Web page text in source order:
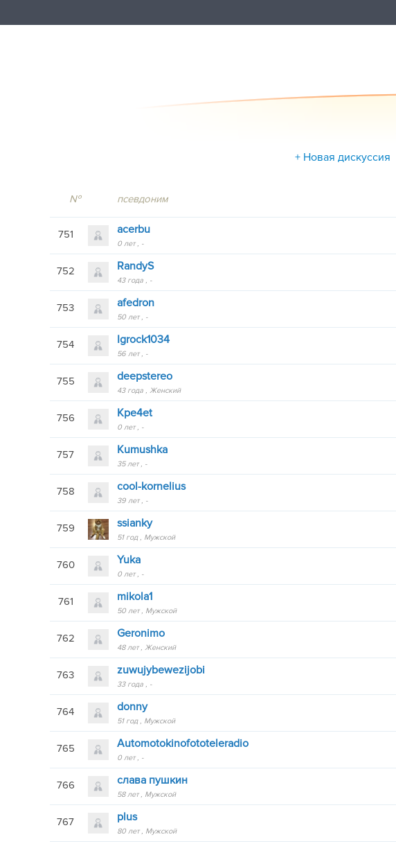
+ Новая дискуссия
№ псевдоним
751 acerbu
0 лет -
752 RandyS
43 года -
753 afedron
50 лет -
754 Igrock1034
56 лет -
755 deepstereo
43 года Женский
756 Kpe4et
0 лет -
757 Kumushka
35 лет -
758 cool-kornelius
39 лет -
759 ssianky
51 год Мужской
760 Yuka
0 лет -
761 mikola1
50 лет Мужской
762 Geronimo
48 лет Женский
763 zuwujybewezijobi
33 года -
764 donny
51 год Мужской
765 Automotokinofototeleradio
0 лет -
766 слава пушкин
58 лет Мужской
767 plus
80 лет Мужской